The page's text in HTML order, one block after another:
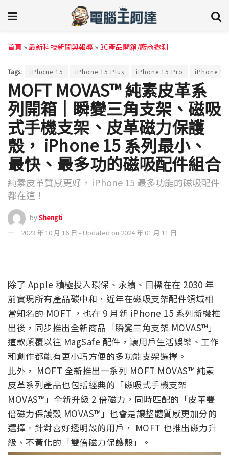
首頁 »最新科技新聞與報導 »3C產品開箱/廠商邀測
Tags: iPhone 15 iPhone 15 Plus iPhone 15 Pro iPhone
MOFT MOVAS™ 純素皮革系
列開箱｜瞬變三角支架、磁吸
式手機支架、皮革磁力保護
殼， iPhone 15 系列最小、
最快、最多功的磁吸配件組合
純素皮革質感更好， iPhone 15 最多功能的磁吸配件
都在這！
byShengti
2023 年 10 月 16 日 - Updated on 2024 年 01 月 11 日
除了 Apple 積極投入環保、永續、目標在在 2030 年
前實現所有產品碳中和，近年在磁吸支架配件領域相
當知名的 MOFT ，也在 9 月新 iPhone 15 系列新機推
出後，同步推出全新商品「瞬變三角支架 MOVAS™」
這款顛覆以往 MagSafe 配件，讓用戶生活娛樂、工作
和創作都能有更小巧方便的多功能支架選擇。
此外， MOFT 全新推出一系列 MOFT MOVAS™ 純素
皮革系列產品也包括經典的「磁吸式手機支架
MOVAS™」全新升級 2 倍磁力，同時匹配的「皮革雙
倍磁力保護殼 MOVAS™」也會是讓整體質感更加分的
選擇。針對喜好透明殼的用戶， MOFT 也推出磁力升
級、不黃化的「雙倍磁力保護殼」。